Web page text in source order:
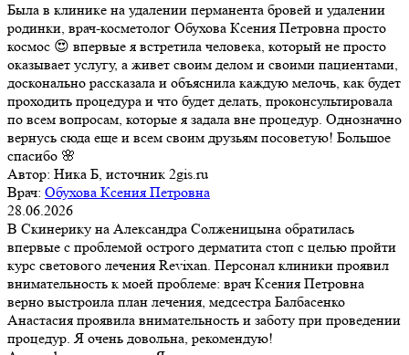
Была в клинике на удалении перманента бровей и удалении
родинки, врач-косметолог Обухова Ксения Петровна просто
космос 😍 впервые я встретила человека, который не просто
оказывает услугу, а живет своим делом и своими пациентами,
досконально рассказала и объяснила каждую мелочь, как будет
проходить процедура и что будет делать, проконсультировала
по всем вопросам, которые я задала вне процедур. Однозначно
вернусь сюда еще и всем своим друзьям посоветую! Большое
спасибо 🌸
Автор: Ника Б, источник 2gis.ru
Врач: Обухова Ксения Петровна
28.06.2026
В Скинерику на Александра Солженицына обратилась
впервые с проблемой острого дерматита стоп с целью пройти
курс светового лечения Revixan. Персонал клиники проявил
внимательность к моей проблеме: врач Ксения Петровна
верно выстроила план лечения, медсестра Балбасенко
Анастасия проявила внимательность и заботу при проведении
процедур. Я очень довольна, рекомендую!